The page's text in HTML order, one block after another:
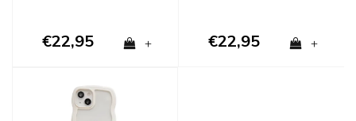
€22,95 + €22,95 +